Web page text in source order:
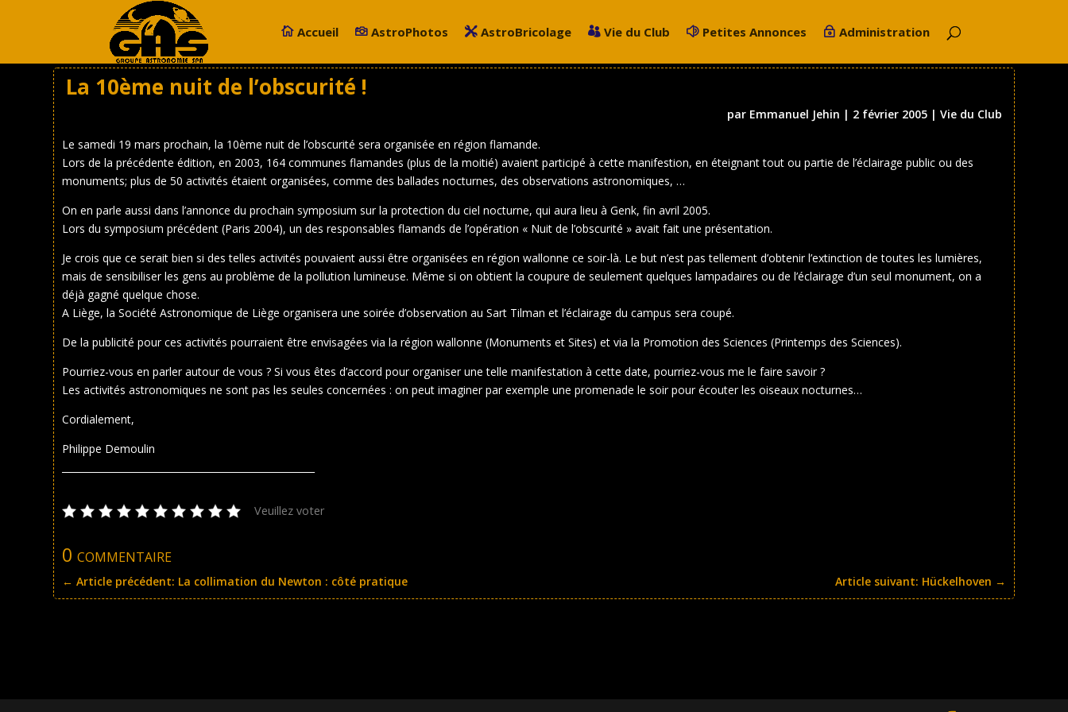
Accueil AstroPhotos AstroBricolage Vie du Club Petites Annonces Administration
La 10ème nuit de l’obscurité !
par Emmanuel Jehin | 2 février 2005| Vie du Club
Le samedi 19 mars prochain, la 10ème nuit de l’obscurité sera organisée en région flamande.
Lors de la précédente édition, en 2003, 164 communes flamandes (plus de la moitié) avaient participé à cette manifestion, en éteignant tout ou partie de l’éclairage public ou des
monuments; plus de 50 activités étaient organisées, comme des ballades nocturnes, des observations astronomiques, …
On en parle aussi dans l’annonce du prochain symposium sur la protection du ciel nocturne, qui aura lieu à Genk, fin avril 2005.
Lors du symposium précédent (Paris 2004), un des responsables flamands de l’opération « Nuit de l’obscurité » avait fait une présentation.
Je crois que ce serait bien si des telles activités pouvaient aussi être organisées en région wallonne ce soir-là. Le but n’est pas tellement d’obtenir l’extinction de toutes les lumières,
mais de sensibiliser les gens au problème de la pollution lumineuse. Même si on obtient la coupure de seulement quelques lampadaires ou de l’éclairage d’un seul monument, on a
déjà gagné quelque chose.
A Liège, la Société Astronomique de Liège organisera une soirée d’observation au Sart Tilman et l’éclairage du campus sera coupé.
De la publicité pour ces activités pourraient être envisagées via la région wallonne (Monuments et Sites) et via la Promotion des Sciences (Printemps des Sciences).
Pourriez-vous en parler autour de vous ? Si vous êtes d’accord pour organiser une telle manifestation à cette date, pourriez-vous me le faire savoir ?
Les activités astronomiques ne sont pas les seules concernées : on peut imaginer par exemple une promenade le soir pour écouter les oiseaux nocturnes…
Cordialement,
Philippe Demoulin
Veuillez voter
0 commentaire
←Article précédent: La collimation du Newton : côté pratique Article suivant: Hückelhoven →